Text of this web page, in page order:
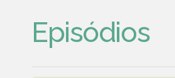
Episódios